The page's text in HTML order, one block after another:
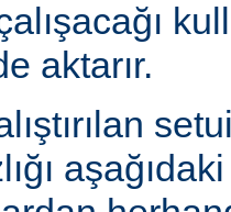
aktarır.